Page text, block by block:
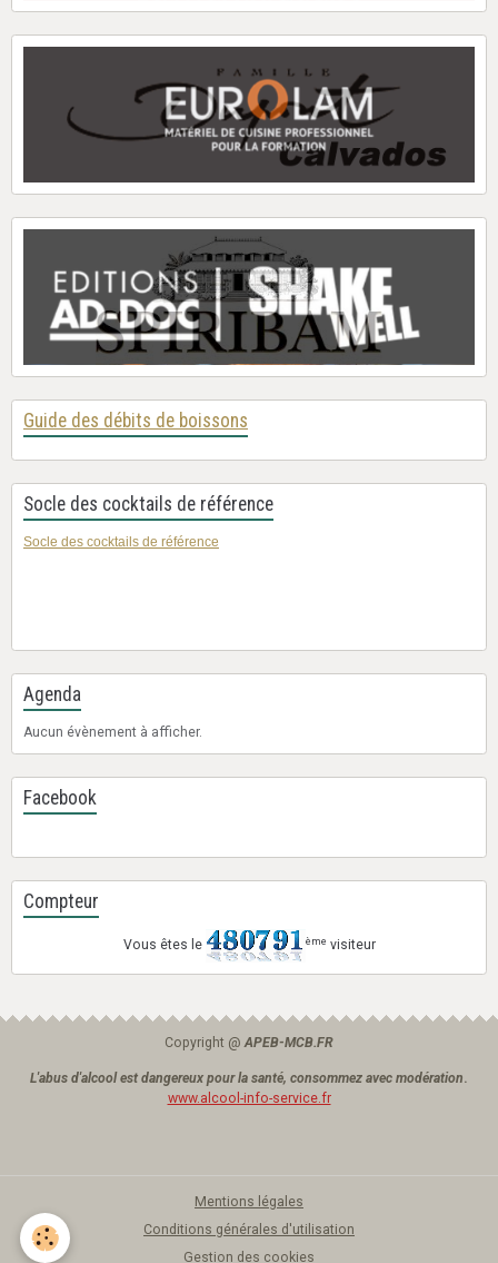
Guide des débits de boissons
Socle des cocktails de référence
Socle des cocktails de référence
Agenda
Aucun évènement à afficher.
Facebook
Compteur
Vous êtes le ème visiteur
Copyright @APEB-MCB.FR
L'abus d'alcool est dangereux pour la santé, consommez avec modération.
www.alcool-info-service.fr
Mentions légales
Conditions générales d'utilisation
Gestion des cookies